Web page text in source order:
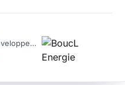
Cheffe de projets Développement